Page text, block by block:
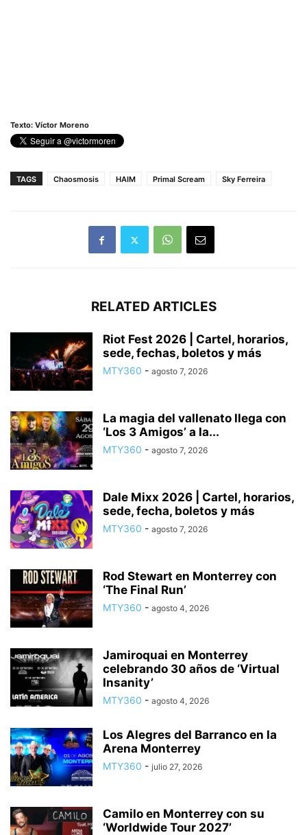
Texto: Víctor Moreno
TAGS Chaosmosis HAIM Primal Scream Sky Ferreira
RELATED ARTICLES
Riot Fest 2026 | Cartel, horarios,
sede, fechas, boletos y más
MTY360 - agosto 7, 2026
La magia del vallenato llega con
‘Los 3 Amigos’ a la...
MTY360 - agosto 7, 2026
Dale Mixx 2026 | Cartel, horarios,
sede, fecha, boletos y más
MTY360 - agosto 7, 2026
Rod Stewart en Monterrey con
‘The Final Run’
MTY360 - agosto 4, 2026
Jamiroquai en Monterrey
celebrando 30 años de ‘Virtual
Insanity’
MTY360 - agosto 4, 2026
Los Alegres del Barranco en la
Arena Monterrey
MTY360 - julio 27, 2026
Camilo en Monterrey con su
‘Worldwide Tour 2027’